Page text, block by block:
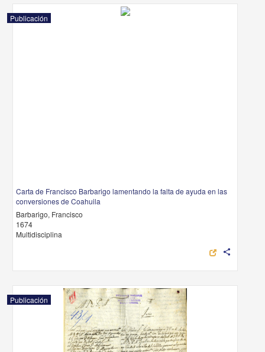
Publicación
Carta de Francisco Barbarigo lamentando la falta de ayuda en las
conversiones de Coahuila
Barbarigo, Francisco
1674
Multidisciplina
share
Publicación